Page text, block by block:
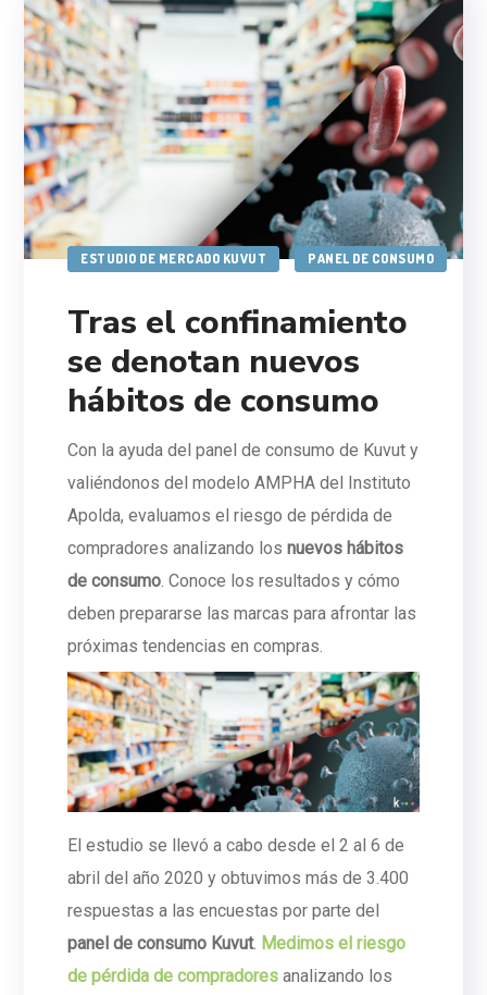
ESTUDIO DE MERCADO KUVUT PANEL DE CONSUMO
Tras el confinamiento
se denotan nuevos
hábitos de consumo
Con la ayuda del panel de consumo de Kuvut y
valiéndonos del modelo AMPHA del Instituto
Apolda, evaluamos el riesgo de pérdida de
compradores analizando losnuevos hábitos
de consumo. Conoce los resultados y cómo
deben prepararse las marcas para afrontar las
próximas tendencias en compras.
El estudio se llevó a cabo desde el 2 al 6 de
abril del año 2020 y obtuvimos más de 3.400
respuestas a las encuestas por parte del
panel de consumo Kuvut. Medimos el riesgo
de pérdida de compradores analizando los